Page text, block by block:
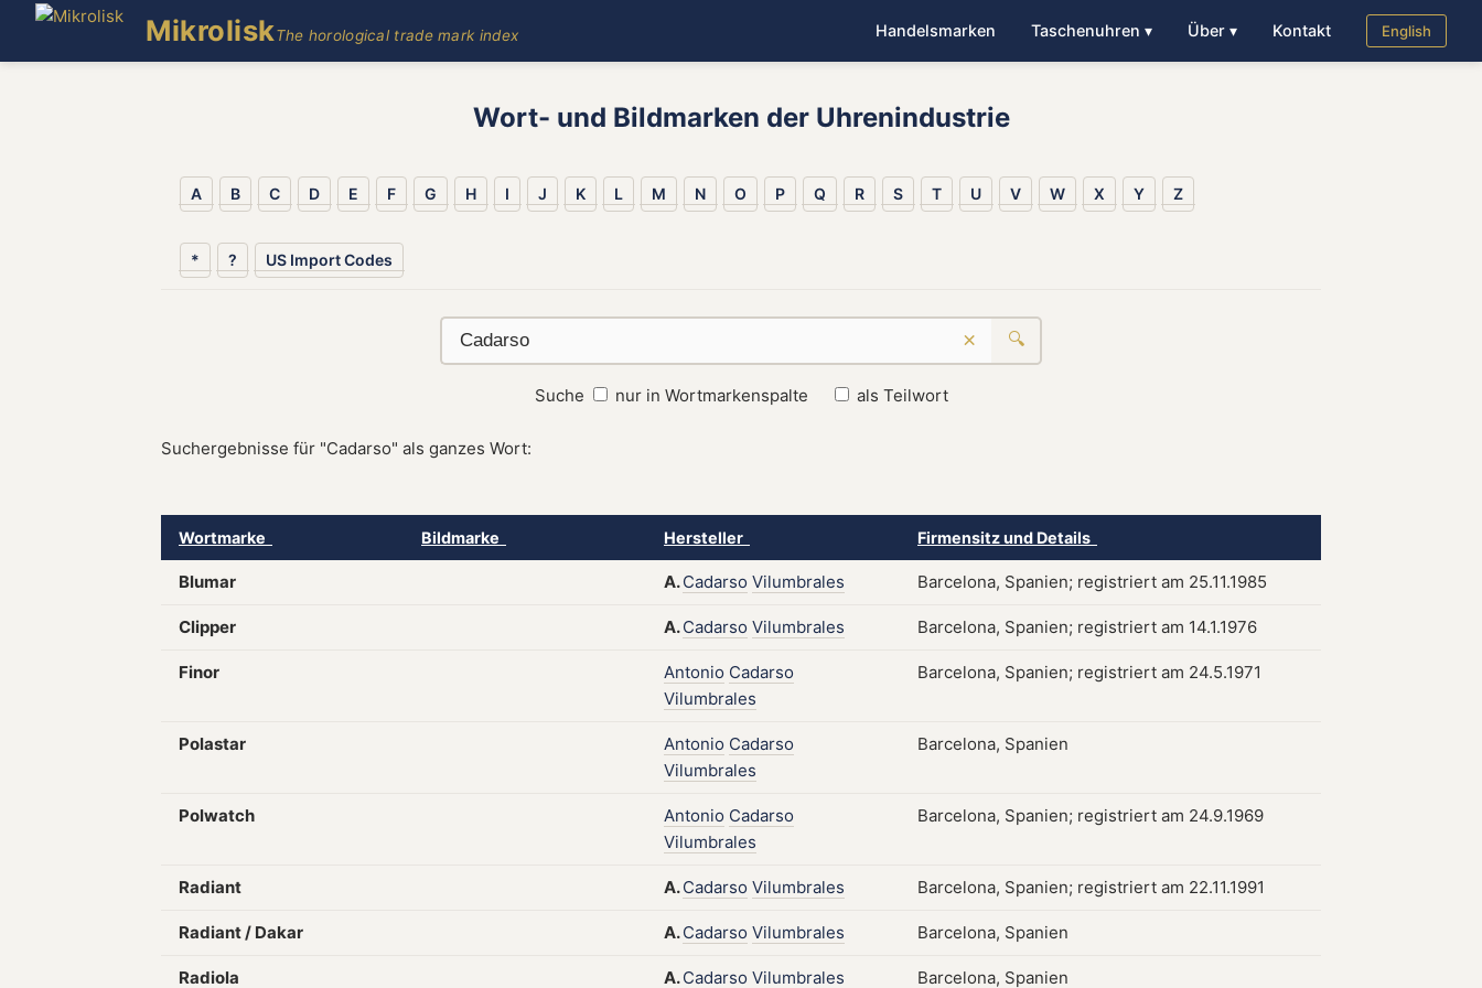
MikroliskThe horological trade mark index Handelsmarken Taschenuhren ▾ Über ▾ Kontakt English
Wort- und Bildmarken der Uhrenindustrie
A B C D E F G H I J K L M N O P Q R S T U V W X Y Z
* ? US Import Codes
× 🔍
Suche nur in Wortmarkenspalte als Teilwort
Suchergebnisse für "Cadarso" als ganzes Wort:
Wortmarke Bildmarke Hersteller Firmensitz und Details
Blumar A.Cadarso Vilumbrales Barcelona, Spanien; registriert am 25.11.1985
Clipper A.Cadarso Vilumbrales Barcelona, Spanien; registriert am 14.1.1976
Finor Antonio Cadarso
Vilumbrales
Barcelona, Spanien; registriert am 24.5.1971
Polastar Antonio Cadarso
Vilumbrales
Barcelona, Spanien
Polwatch Antonio Cadarso
Vilumbrales
Barcelona, Spanien; registriert am 24.9.1969
Radiant A.Cadarso Vilumbrales Barcelona, Spanien; registriert am 22.11.1991
Radiant / Dakar A.Cadarso Vilumbrales Barcelona, Spanien
Radiola A.Cadarso Vilumbrales Barcelona, Spanien